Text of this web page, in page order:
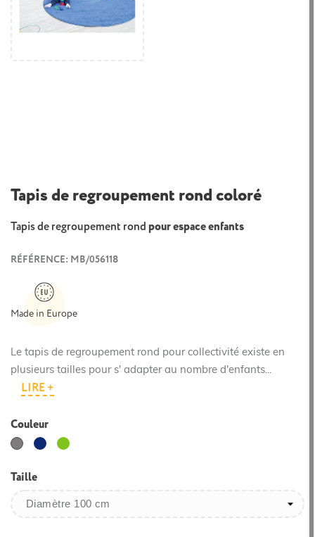
Tapis de regroupement rond coloré
Tapis de regroupement rond pour espace enfants
RÉFÉRENCE: MB/056118
Made in Europe
Le tapis de regroupement rond pour collectivité existe en
plusieurs tailles pour s' adapter au nombre d'enfants...
LIRE +
Couleur
Gris
Bleu
Vert
Taille